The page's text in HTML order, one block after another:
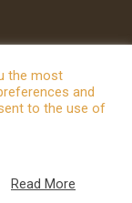
Reserved |
the most
and
to the use of
Read More